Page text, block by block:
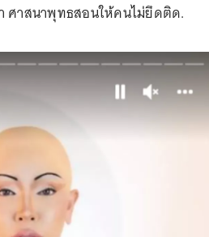
ศาสนาพุทธสอนให้คนไม่ยึดติด.